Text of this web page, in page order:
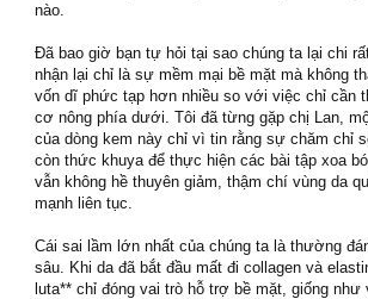
nào.
Đã bao giờ bạn tự hỏi tại sao chúng ta lại chi
nhận lại chỉ là sự mềm mại bề mặt mà không
vốn dĩ phức tạp hơn nhiều so với việc chỉ cần
cơ nông phía dưới. Tôi đã từng gặp chị Lan,
của dòng kem này chỉ vì tin rằng sự chăm chỉ
còn thức khuya để thực hiện các bài tập xoa
vẫn không hề thuyên giảm, thậm chí vùng da
mạnh liên tục.
Cái sai lầm lớn nhất của chúng ta là thường
sâu. Khi da đã bắt đầu mất đi collagen và
luta** chỉ đóng vai trò hỗ trợ bề mặt, giống